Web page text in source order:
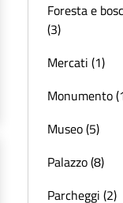
Foresta e
(3)
Mercati (1)
Monumento
Museo (5)
Palazzo (8)
Parcheggi (2)